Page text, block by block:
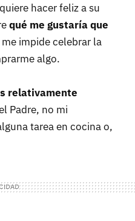
hacer feliz a su
qué me gustaría que
impide celebrar la
algo.
relativamente
Padre, no mi
tarea en cocina o,